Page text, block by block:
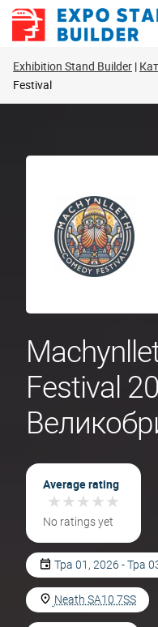
Перейти
Exhibition Stand Builder
Festival
Festival
Average rating
★★★★★
★★★★★
No ratings yet
Тра 01, 2026 - Тра
Neath SA10 7SS